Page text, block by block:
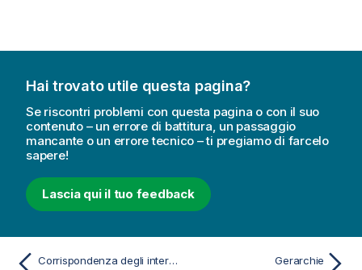
Hai trovato utile questa pagina?
Se riscontri problemi con questa pagina o con il suo
contenuto – un errore di battitura, un passaggio
mancante o un errore tecnico – ti pregiamo di farcelo
sapere!
Lascia qui il tuo feedback
Corrispondenza degli intervalli con i dati discreti Gerarchie